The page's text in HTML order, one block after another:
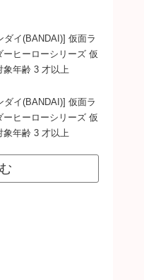
ダイ(BANDAI)] 仮面ラ
ーヒーローシリーズ 仮
象年齢 3 才以上
ダイ(BANDAI)] 仮面ラ
ーヒーローシリーズ 仮
象年齢 3 才以上